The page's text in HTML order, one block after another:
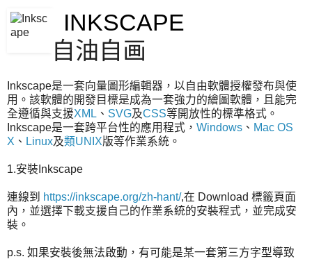
INKSCAPE
自油自画
Inkscape是一套向量圖形編輯器，以自由軟體授權發布與使
用。該軟體的開發目標是成為一套強力的繪圖軟體，且能完
全遵循與支援XML 、 SVG及CSS等開放性的標準格式。
Inkscape是一套跨平台性的應用程式， Windows 、 Mac OS
X 、 Linux及類UNIX版等作業系統。
1.安裝Inkscape
連線到 https://inkscape.org/zh-hant/,在 Download 標籤頁面
內，並選擇下載支援自己的作業系統的安裝程式，並完成安
裝。
p.s. 如果安裝後無法啟動，有可能是某一套第三方字型導致